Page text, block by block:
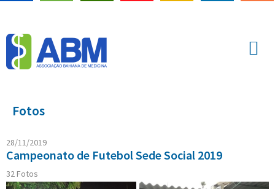
Fotos
28/11/2019
Campeonato de Futebol Sede Social 2019
32 Fotos